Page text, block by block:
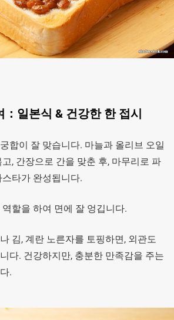
：일본식 & 건강한 한 접시
합이 잘 맞습니다. 마늘과 올리브 오일
, 간장으로 간을 맞춘 후, 마무리로 파
타가 완성됩니다.
할을 하여 면에 잘 엉깁니다.
김, 계란 노른자를 토핑하면, 외관도
다. 건강하지만, 충분한 만족감을 주는
.